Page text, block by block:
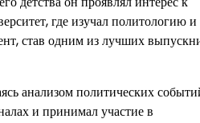
где изучал политологию и
став одним из лучших
анализом политических
и принимал участие в